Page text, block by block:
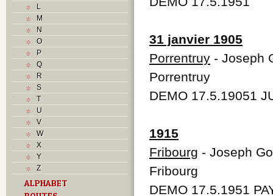
L
M
N
O
P
Q
R
S
T
U
V
W
X
Y
Z
ALPHABET
31 janvier 1905
Porrentruy - Joseph
Porrentruy
DEMO 17.5.19051
1915
Fribourg - Joseph
Fribourg
DEMO 17.5.1951